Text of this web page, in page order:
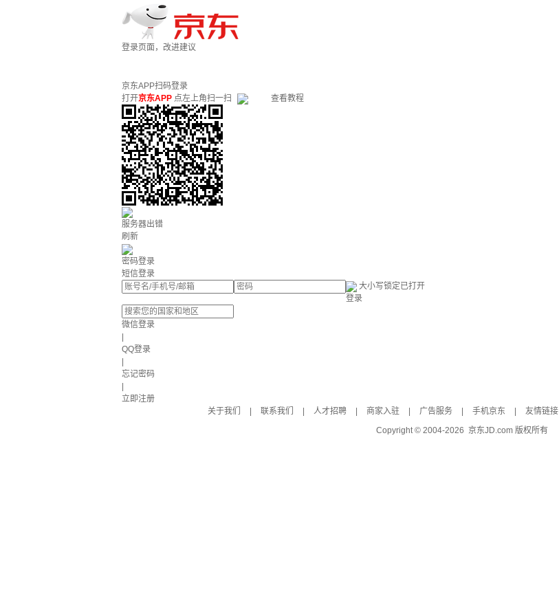
登录页面，改进建议
京东APP扫码登录
打开京东APP 点左上角扫一扫 查看教程
服务器出错
刷新
密码登录
短信登录
大小写锁定已打开
登录
微信登录
QQ登录
忘记密码
立即注册
关于我们
联系我们 人才招聘 商家入驻 广告服务 手机京东 友情链接
Copyright © 2004-2026 京东JD.com 版权所有